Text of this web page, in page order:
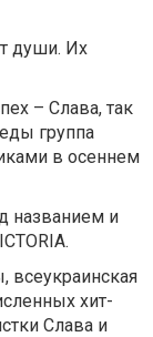
души. Их
– Слава, так
группа
в осеннем
названием и
всеукраинская
хит-
Слава и